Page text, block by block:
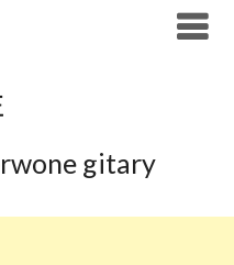
gitary